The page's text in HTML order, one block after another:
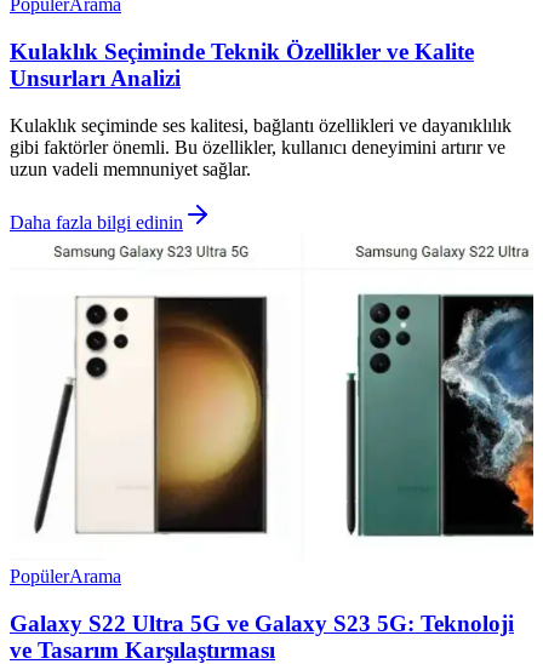
PopülerArama
Kulaklık Seçiminde Teknik Özellikler ve Kalite
Unsurları Analizi
Kulaklık seçiminde ses kalitesi, bağlantı özellikleri ve dayanıklılık
gibi faktörler önemli. Bu özellikler, kullanıcı deneyimini artırır ve
uzun vadeli memnuniyet sağlar.
Daha fazla bilgi edinin
PopülerArama
Galaxy S22 Ultra 5G ve Galaxy S23 5G: Teknoloji
ve Tasarım Karşılaştırması